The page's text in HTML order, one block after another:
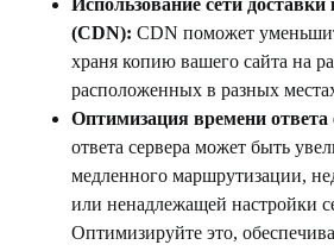
(CDN): CDN поможет
храня копию вашего сайта на
расположенных в разных
Оптимизация времени ответа
ответа сервера может быть
медленного маршрутизации,
или ненадлежащей настройки
Оптимизируйте это,